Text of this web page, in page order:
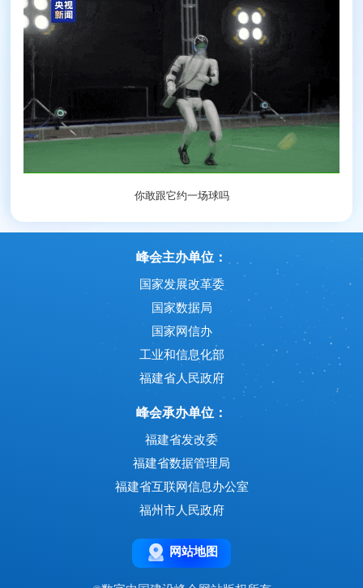
你敢跟它约一场球吗
峰会主办单位：
国家发展改革委
国家数据局
国家网信办
工业和信息化部
福建省人民政府
峰会承办单位：
福建省发改委
福建省数据管理局
福建省互联网信息办公室
福州市人民政府
网站地图